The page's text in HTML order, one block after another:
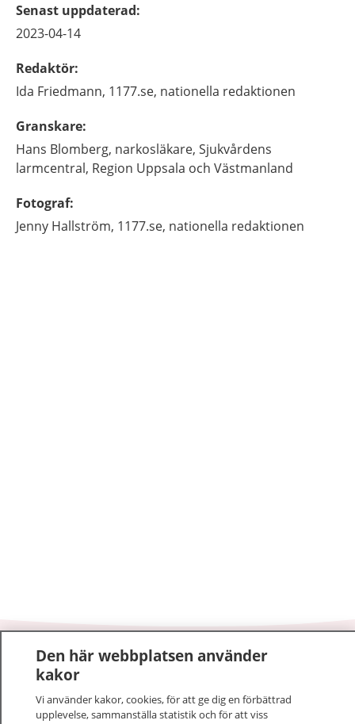
Senast uppdaterad:
2023-04-14
Redaktör:
Ida Friedmann, 1177.se, nationella redaktionen
Granskare:
Hans Blomberg, narkosläkare, Sjukvårdens
larmcentral, Region Uppsala och Västmanland
Fotograf:
Jenny Hallström, 1177.se, nationella redaktionen
1177–tryggt om din hälsa och vård
På 1177.se får du råd om hälsa och information om
sjukdomar och vilka mottagningar du kan kontakta.
Den här webbplatsen använder
kakor
Vi använder kakor, cookies, för att ge dig en förbättrad
upplevelse, sammanställa statistik och för att viss